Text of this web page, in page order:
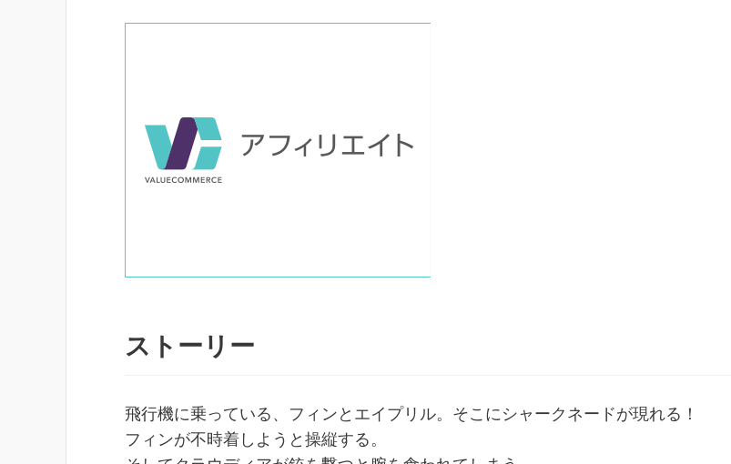
ストーリー
飛行機に乗っている、フィンとエイプリル。そこにシャークネードが現れる！
フィンが不時着しようと操縦する。